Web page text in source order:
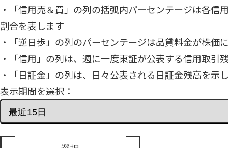
・「信用売＆買」の列の括弧内パーセンテージは各信
割合を表します
・「逆日歩」の列のパーセンテージは品貸料金が株価
・「信用」の列は、週に一度東証が公表する信用取引
・「日証金」の列は、日々公表される日証金残高を示
表示期間を選択：